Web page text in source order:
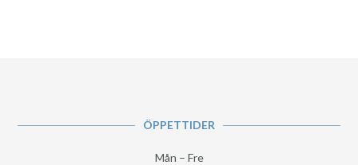
ÖPPETTIDER
Mån – Fre